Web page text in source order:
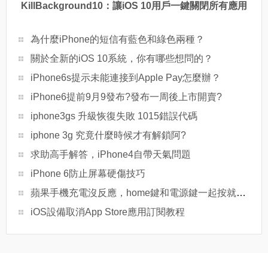
KillBackground10：讓iOS 10用戶一鍵關閉所有應用
為什麼iPhone的短信有藍色和綠色兩種？
關於全新的iOS 10系統，你有哪些想問的？
iPhone6s提示未能連接到Apple Pay怎麼辦？
iPhone6提前9月9發布?發布一周後上市開賣?
iphone3gs 升級恢復失敗 1015錯誤代碼
iphone 3g 究竟什麼時候才有解鎖阿?
求助高手解答，iPhone4自帶天氣問題
iPhone 6防止屏幕硬傷技巧
蘋果手機充電沒反應，home鍵和電源鍵一起按就好了 是什麼問題
iOS設備取消App Store應用訂閱教程